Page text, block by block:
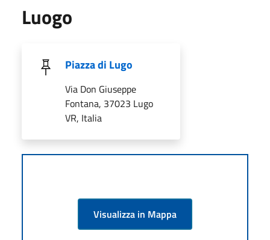
Luogo
Piazza di Lugo
Via Don Giuseppe
Fontana, 37023 Lugo
VR, Italia
Visualizza in Mappa